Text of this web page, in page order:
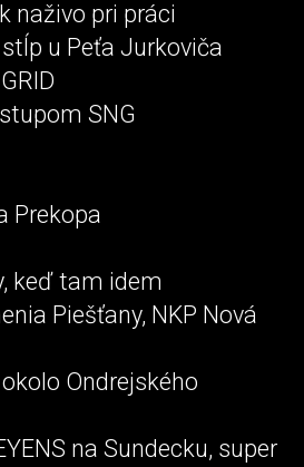
naživo pri práci
u Peťa Jurkoviča
SNG
Prekopa
keď tam idem
Piešťany, NKP Nová
Ondrejského
na Sundecku, super